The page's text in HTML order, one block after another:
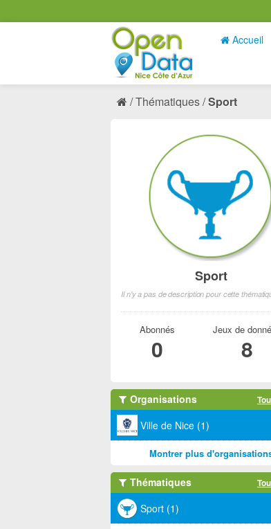
Accueil
Thématiques Sport
Sport
Il n'y a pas de description pour cette
Abonnés
0
Jeux de
8
Organisations
Ville de Nice (1)
Montrer plus
Thématiques
Sport (1)